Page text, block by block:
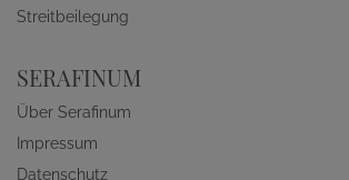
Streitbeilegung
SERAFINUM
Über Serafinum
Impressum
Datenschutz